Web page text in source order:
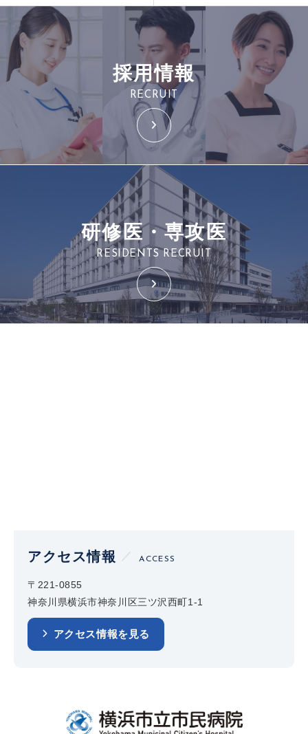
採用情報
RECRUIT
研修医・専攻医
RESIDENTS RECRUIT
アクセス情報 ACCESS
〒221-0855
神奈川県横浜市神奈川区三ツ沢西町1-1
アクセス情報を見る